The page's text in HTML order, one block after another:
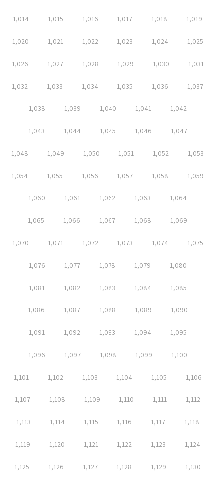
1,014 1,015 1,016 1,017 1,018 1,019
1,020 1,021 1,022 1,023 1,024 1,025
1,026 1,027 1,028 1,029 1,030 1,031
1,032 1,033 1,034 1,035 1,036 1,037
1,038 1,039 1,040 1,041 1,042
1,043 1,044 1,045 1,046 1,047
1,048 1,049 1,050 1,051 1,052 1,053
1,054 1,055 1,056 1,057 1,058 1,059
1,060 1,061 1,062 1,063 1,064
1,065 1,066 1,067 1,068 1,069
1,070 1,071 1,072 1,073 1,074 1,075
1,076 1,077 1,078 1,079 1,080
1,081 1,082 1,083 1,084 1,085
1,086 1,087 1,088 1,089 1,090
1,091 1,092 1,093 1,094 1,095
1,096 1,097 1,098 1,099 1,100
1,101 1,102 1,103 1,104 1,105 1,106
1,107 1,108 1,109 1,110 1,111 1,112
1,113 1,114 1,115 1,116 1,117 1,118
1,119 1,120 1,121 1,122 1,123 1,124
1,125 1,126 1,127 1,128 1,129 1,130